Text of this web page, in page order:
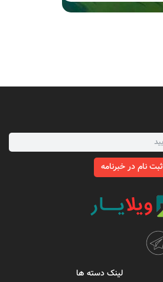
ثبت نام در خبرنامه
لینک دسته ها